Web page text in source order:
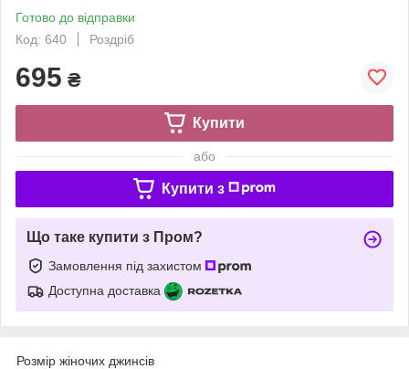
Готово до відправки
Код: 640
Роздріб
695 ₴
Купити
або
Купити з
Що таке купити з Пром?
Замовлення під захистом
Доступна доставка
Розмір жіночих джинсів